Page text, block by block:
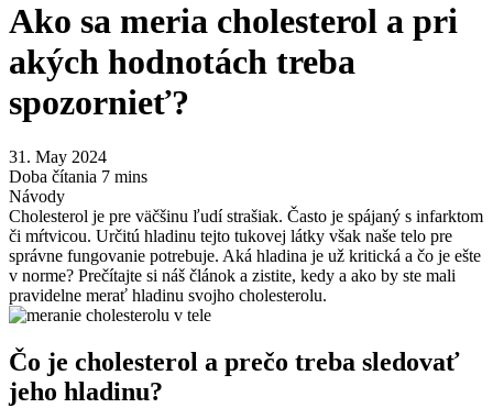
Ako sa meria cholesterol a pri
akých hodnotách treba
spozornieť?
31. May 2024
Doba čítania 7 mins
Návody
Cholesterol je pre väčšinu ľudí strašiak. Často je spájaný s infarktom
či mŕtvicou. Určitú hladinu tejto tukovej látky však naše telo pre
správne fungovanie potrebuje. Aká hladina je už kritická a čo je ešte
v norme? Prečítajte si náš článok a zistite, kedy a ako by ste mali
pravidelne merať hladinu svojho cholesterolu.
Čo je cholesterol a prečo treba sledovať
jeho hladinu?